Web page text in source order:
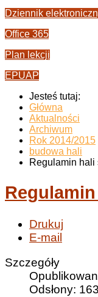
Dziennik
Office 365
Plan lekcji
EPUAP
Jesteś tutaj:
Główna
Aktualności
Archiwum
Rok 2014/2015
budowa hali
Regulamin hali
Drukuj
E-mail
Szczegóły
Odsłony: